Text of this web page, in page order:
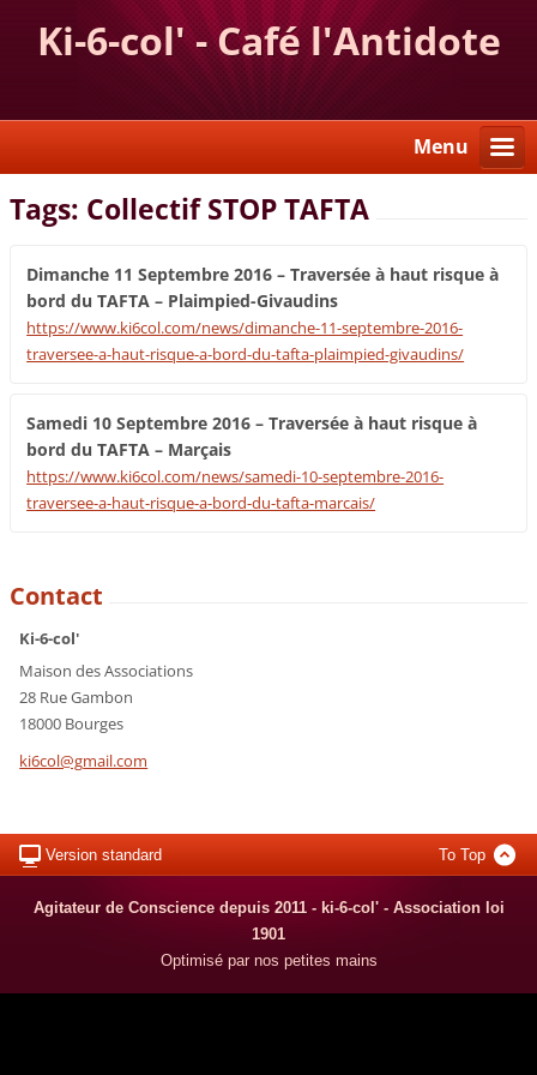
Ki-6-col' - Café l'Antidote
Menu
Tags: Collectif STOP TAFTA
Dimanche 11 Septembre 2016 – Traversée à haut risque à
bord du TAFTA – Plaimpied-Givaudins
https://www.ki6col.com/news/dimanche-11-septembre-2016-
traversee-a-haut-risque-a-bord-du-tafta-plaimpied-givaudins/
Samedi 10 Septembre 2016 – Traversée à haut risque à
bord du TAFTA – Marçais
https://www.ki6col.com/news/samedi-10-septembre-2016-
traversee-a-haut-risque-a-bord-du-tafta-marcais/
Contact
Ki-6-col'
Maison des Associations
28 Rue Gambon
18000 Bourges
ki6col@gmail.com
Version standard To Top
Agitateur de Conscience depuis 2011 - ki-6-col' - Association loi
1901
Optimisé par nos petites mains